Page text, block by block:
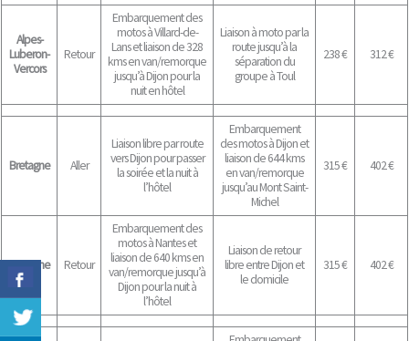
Alpes-
Luberon-
Vercors
Retour
Embarquement des
motos à Villard-de-
Lans et liaison de 328
kms en van/remorque
jusqu’à Dijon pour la
nuit en hôtel
Liaison à moto par la
route jusqu’à la
séparation du
groupe à Toul
238 € 312 €
Bretagne Aller
Liaison libre par route
vers Dijon pour passer
la soirée et la nuit à
l’hôtel
Embarquement
des motos à Dijon et
liaison de 644 kms
en van/remorque
jusqu’au Mont Saint-
Michel
315 € 402 €
Bretagne Retour
Embarquement des
motos à Nantes et
liaison de 640 kms en
van/remorque jusqu’à
Dijon pour la nuit à
l’hôtel
Liaison de retour
libre entre Dijon et
le domicile
315 € 402 €